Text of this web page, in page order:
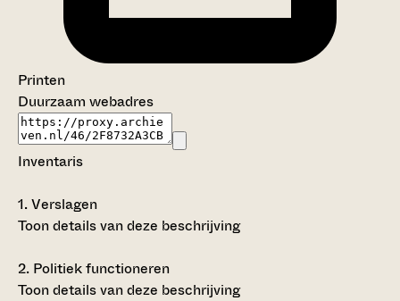
Printen
Duurzaam webadres
Inventaris
1.Verslagen
Toon details van deze beschrijving
2. Politiek functioneren
Toon details van deze beschrijving